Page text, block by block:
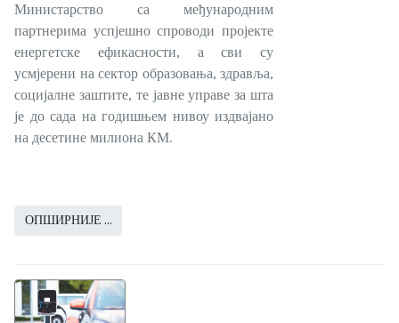
Министарство са међународним
партнерима успјешно спроводи пројекте
енергетске ефикасности, а сви су
усмјерени на сектор образовања, здравља,
социјалне заштите, те јавне управе за шта
је до сада на годишњем нивоу издвајано
на десетине милиона КМ.
ОПШИРНИЈЕ …